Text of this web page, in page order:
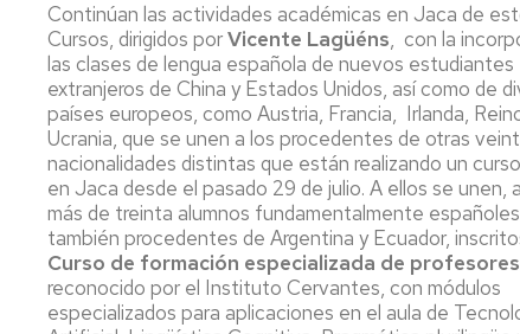
Continúan las actividades académicas en Jaca de
Cursos, dirigidos porVicente Lagüéns, con la
las clases de lengua española de nuevos estudiantes
extranjeros de China y Estados Unidos, así como de
países europeos, como Austria, Francia, Irlanda,
Ucrania, que se unen a los procedentes de otras
nacionalidades distintas que están realizando un
en Jaca desde el pasado 29 de julio. A ellos se unen,
más de treinta alumnos fundamentalmente
también procedentes de Argentina y Ecuador,
Curso de formación especializada de profesores
reconocido por el Instituto Cervantes, con módulos
especializados para aplicaciones en el aula de